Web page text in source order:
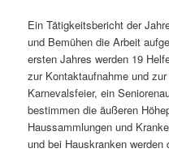
Ein Tätigkeitsbericht der
und Bemühen die Arbeit
ersten Jahres werden 19
zur Kontaktaufnahme und
Karnevalsfeier, ein
bestimmen die äußeren
Haussammlungen und
und bei Hauskranken werden